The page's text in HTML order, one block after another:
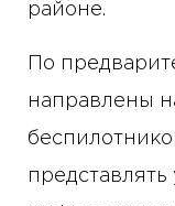
районе.
По
направлены
представлять